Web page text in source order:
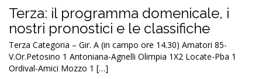
Terza: il programma domenicale, i
nostri pronostici e le classifiche
Terza Categoria – Gir. A (in campo ore 14.30) Amatori 85-
V.Or.Petosino 1 Antoniana-Agnelli Olimpia 1X2 Locate-Pba 1
Ordival-Amici Mozzo 1 […]